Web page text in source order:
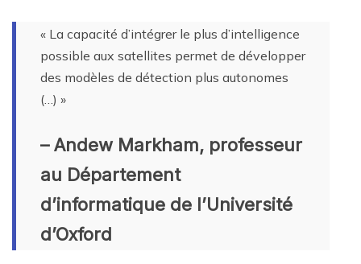
« La capacité d’intégrer le plus d’intelligence
possible aux satellites permet de développer
des modèles de détection plus autonomes
(…) »
– Andew Markham, professeur
au Département
d’informatique de l’Université
d’Oxford